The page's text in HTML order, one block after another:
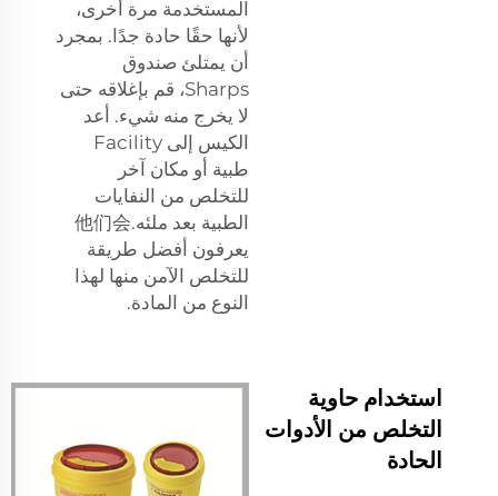
المستخدمة مرة أخرى،
لأنها حقًا حادة جدًا. بمجرد
أن يمتلئ صندوق
Sharps، قم بإغلاقه حتى
لا يخرج منه شيء. أعد
الكيس إلى Facility
طبية أو مكان آخر
للتخلص من النفايات
الطبية بعد ملئه.他们会
يعرفون أفضل طريقة
للتخلص الآمن منها لهذا
النوع من المادة.
استخدام حاوية
التخلص من الأدوات
الحادة